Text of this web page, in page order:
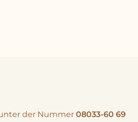
der Nummer 08033-60 69